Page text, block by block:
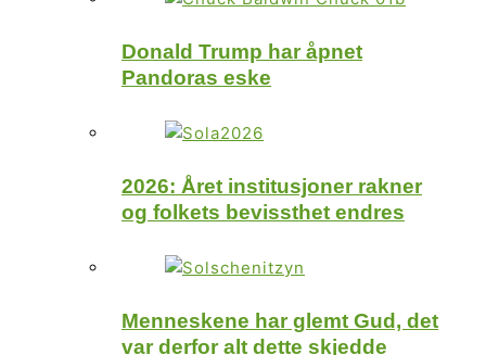
Donald Trump har åpnet
Pandoras eske
2026: Året institusjoner rakner
og folkets bevissthet endres
Menneskene har glemt Gud, det
var derfor alt dette skjedde